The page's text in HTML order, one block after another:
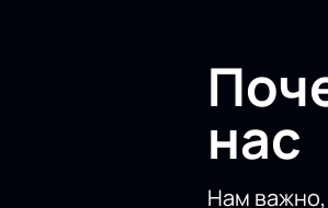
Купить
только
нас
Нам важно,